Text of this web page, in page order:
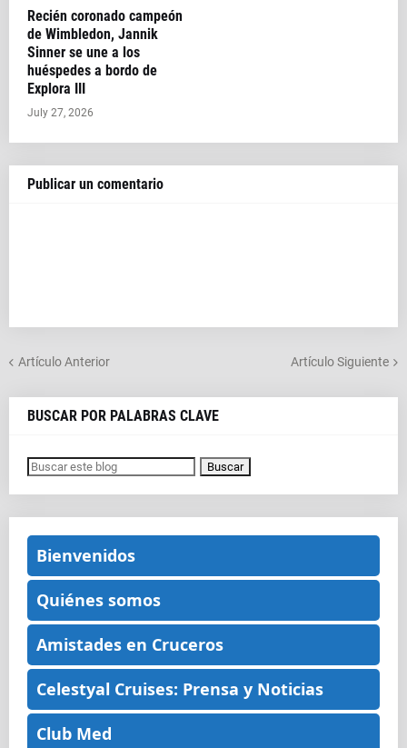
Recién coronado campeón
de Wimbledon, Jannik
Sinner se une a los
huéspedes a bordo de
Explora III
July 27, 2026
Publicar un comentario
Artículo Anterior Artículo Siguiente
BUSCAR POR PALABRAS CLAVE
Bienvenidos
Quiénes somos
Amistades en Cruceros
Celestyal Cruises: Prensa y Noticias
Club Med